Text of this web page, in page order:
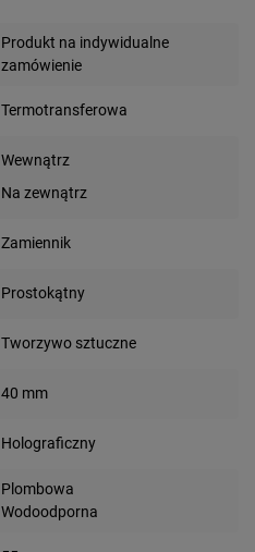
Produkt na indywidualne
zamówienie
Termotransferowa
Wewnątrz
Na zewnątrz
Zamiennik
Prostokątny
Tworzywo sztuczne
40 mm
Holograficzny
Plombowa
Wodoodporna